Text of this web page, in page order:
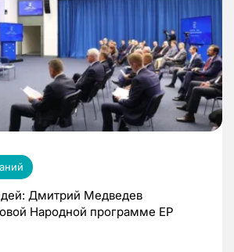
Дмитрий Медведев
Народной программе ЕР